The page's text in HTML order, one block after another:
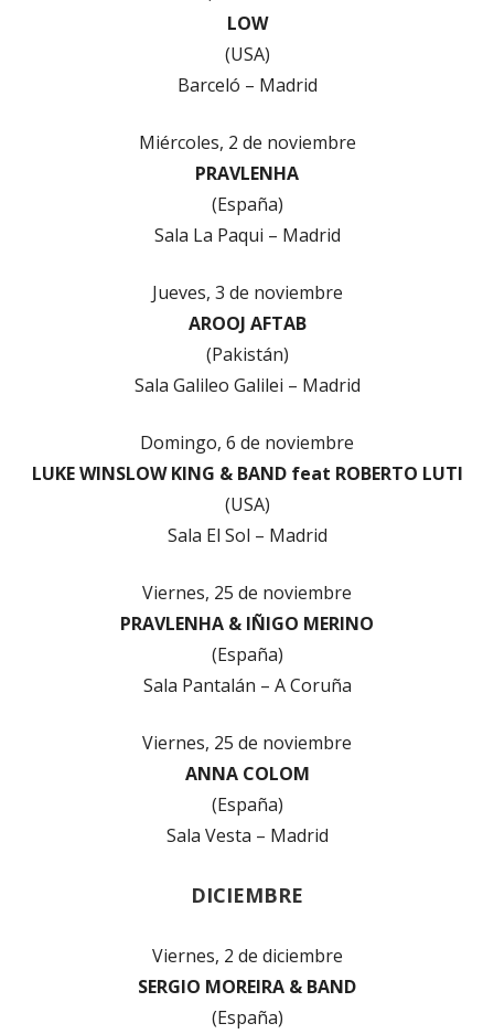
LOW
(USA)
Barceló – Madrid
Miércoles, 2 de noviembre
PRAVLENHA
(España)
Sala La Paqui – Madrid
Jueves, 3 de noviembre
AROOJ AFTAB
(Pakistán)
Sala Galileo Galilei – Madrid
Domingo, 6 de noviembre
LUKE WINSLOW KING & BAND feat ROBERTO LUTI
(USA)
Sala El Sol – Madrid
Viernes, 25 de noviembre
PRAVLENHA & IÑIGO MERINO
(España)
Sala Pantalán – A Coruña
Viernes, 25 de noviembre
ANNA COLOM
(España)
Sala Vesta – Madrid
DICIEMBRE
Viernes, 2 de diciembre
SERGIO MOREIRA & BAND
(España)